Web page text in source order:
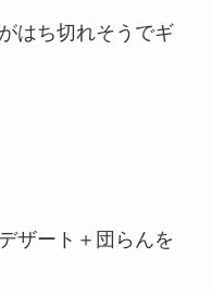
はち切れそうでギ
ザート＋団らんを